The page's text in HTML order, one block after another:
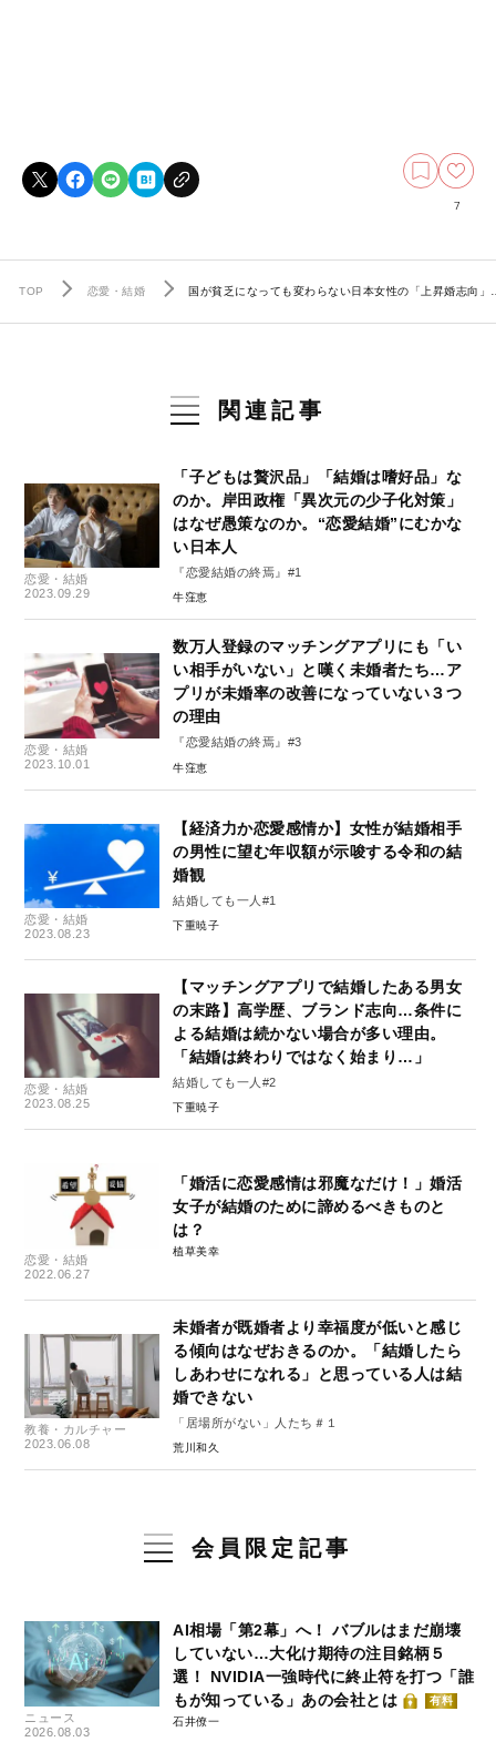
7
TOP 恋愛・結婚 国が貧乏になっても変わらない日本女性の「上昇婚志向
関連記事
恋愛・結婚
2023.09.29
「子どもは贅沢品」「結婚は嗜好品」な
のか。岸田政権「異次元の少子化対策」
はなぜ愚策なのか。“恋愛結婚”にむかな
い日本人
『恋愛結婚の終焉』#1
牛窪恵
恋愛・結婚
2023.10.01
数万人登録のマッチングアプリにも「い
い相手がいない」と嘆く未婚者たち…ア
プリが未婚率の改善になっていない３つ
の理由
『恋愛結婚の終焉』#3
牛窪恵
恋愛・結婚
2023.08.23
【経済力か恋愛感情か】女性が結婚相手
の男性に望む年収額が示唆する令和の結
婚観
結婚しても一人#1
下重暁子
恋愛・結婚
2023.08.25
【マッチングアプリで結婚したある男女
の末路】高学歴、ブランド志向…条件に
よる結婚は続かない場合が多い理由。
「結婚は終わりではなく始まり…」
結婚しても一人#2
下重暁子
恋愛・結婚
2022.06.27
「婚活に恋愛感情は邪魔なだけ！」婚活
女子が結婚のために諦めるべきものと
は？
植草美幸
教養・カルチャー
2023.06.08
未婚者が既婚者より幸福度が低いと感じ
る傾向はなぜおきるのか。「結婚したら
しあわせになれる」と思っている人は結
婚できない
「居場所がない」人たち＃１
荒川和久
会員限定記事
ニュース
2026.08.03
AI相場「第2幕」へ！ バブルはまだ崩壊
していない…大化け期待の注目銘柄５
選！ NVIDIA一強時代に終止符を打つ「誰
もが知っている」あの会社とは
有料
石井僚一